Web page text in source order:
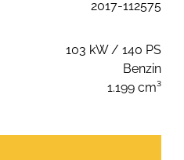
2017-112575
103 kW / 140 PS
Benzin
1.199 cm³